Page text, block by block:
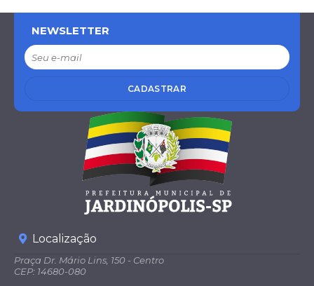
NEWSLETTER
CADASTRAR
Localização
Praça Dr. Mário Lins, 150 - Centro
CEP: 14680-080